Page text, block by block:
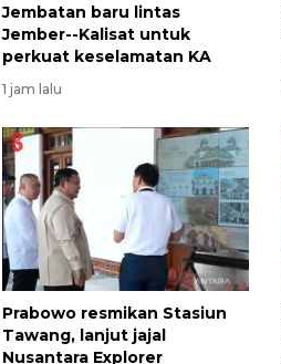
Jembatan baru lintas
Jember--Kalisat untuk
perkuat keselamatan KA
1 jam lalu
Prabowo resmikan Stasiun
Tawang, lanjut jajal
Nusantara Explorer